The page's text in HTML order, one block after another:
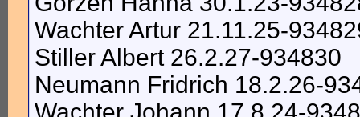
Wachter Artur 21.11.25-
Stiller Albert 26.2.27-934830
Neumann Fridrich 18.2.26-